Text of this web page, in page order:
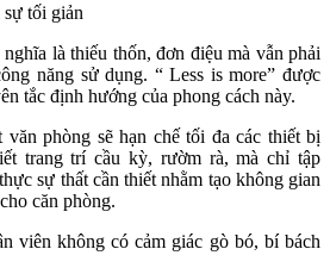
tối giản
là thiếu thốn, đơn điệu mà vẫn phải
năng sử dụng. “ Less is more” được
tắc định hướng của phong cách này.
phòng sẽ hạn chế tối đa các thiết bị
trang trí cầu kỳ, rườm rà, mà chỉ tập
sự thất cần thiết nhằm tạo không gian
căn phòng.
viên không có cảm giác gò bó, bí bách